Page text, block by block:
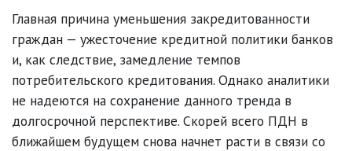
Главная причина уменьшения закредитованности
граждан — ужесточение кредитной политики банков
и, как следствие, замедление темпов
потребительского кредитования. Однако аналитики
не надеются на сохранение данного тренда в
долгосрочной перспективе. Скорей всего ПДН в
ближайшем будущем снова начнет расти в связи со